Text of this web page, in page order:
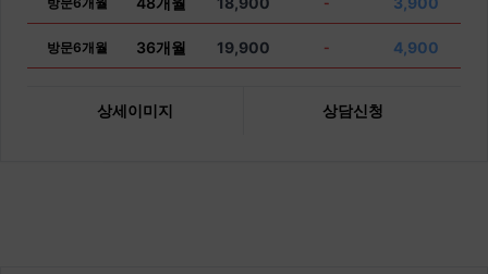
방문6개월 36개월 19,900 - 4,900
상세이미지 상담신청